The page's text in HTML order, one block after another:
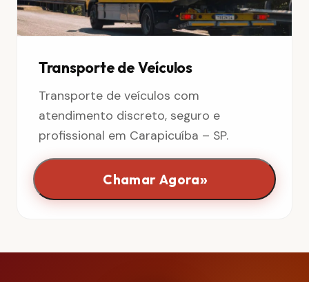
Transporte de Veículos
Transporte de veículos com
atendimento discreto, seguro e
profissional em Carapicuíba – SP.
Chamar Agora»